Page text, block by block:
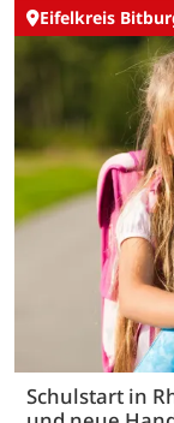
Eifelkreis
Schulstart in